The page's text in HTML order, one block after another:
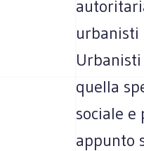
urbanisti
quella
sociale
appunto